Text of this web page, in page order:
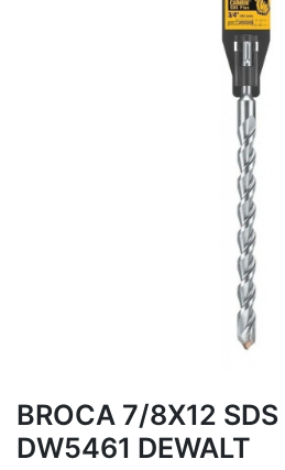
BROCA 7/8X12 SDS
DW5461 DEWALT